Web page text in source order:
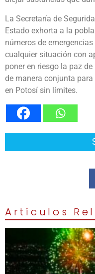
La Secretaría de
Estado exhorta a la
números de
cualquier situación con
poner en riesgo la paz
de manera conjunta
en Potosí sin límites.
Artículos